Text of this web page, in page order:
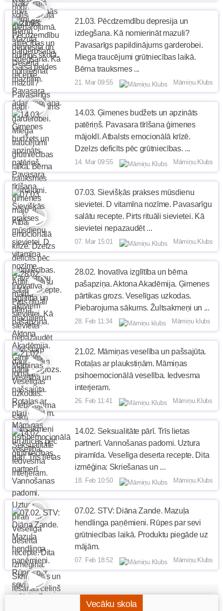
21.03. Pēcdzemdību depresija un
izdegšana. Kā nomierināt mazuli?
Pavasarīgs papildinājums garderobei.
Miega traucējumi grūtniecības laikā.
Bērna trauksmes ...
21. Mar 09:55 Māmiņu.Klubs
14.03. Ģimenes budžets un apzināts
patēriņš. Pavasara tīrīšana ģimenes
mājoklī. Atbalsts emocionālā krīzē.
Dzelzs deficīts pēc grūtniecības. ...
14. Mar 09:55 Māmiņu.Klubs
07.03. Sievišķās prakses mūsdienu
sievietei. D vitamīna nozīme. Pavasarīgu
salātu recepte. Pirts rituāli sievietei. Kā
sievietei nepazaudēt ...
07. Mar 15:01 Māmiņu.Klubs
28.02. Inovatīva izglītība un bērna
pašapziņa. Aktona Akadēmija. Ģimenes
pārtikas grozs. Veselīgas uzkodas.
Piebarojuma sākums. Žultsakmeņi un ...
28. Feb 11:34 Māmiņu klubs
21.02. Māmiņas veselība un pašsajūta.
Rotaļas ar plaukstiņām. Māmiņas
psihoemocionālā veselība. Iedvesma
interjeram.
26. Feb 11:41 Māmiņu.Klubs
14.02. Seksualitāte pārī. Trīs lietas
partnerī. Vannošanas padomi. Uztura
piramīda. Veselīga deserta recepte. Dita
izmēģina: Skriešanas un ...
18. Feb 10:50 Māmiņu.Klubs
07.02. STV: Diāna Zande. Mazuļa
hendlinga paņēmieni. Rūpes par sevi
grūtniecības laikā. Produktu piegāde uz
mājām.
07. Feb 18:52 Māmiņu.Klubs
Vecāku skola